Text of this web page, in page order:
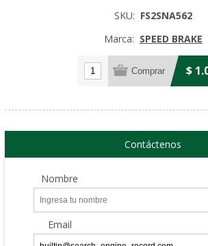
SKU: FS2SNA562
Marca: SPEED BRAKE
$
Contáctenos
Nombre
Email